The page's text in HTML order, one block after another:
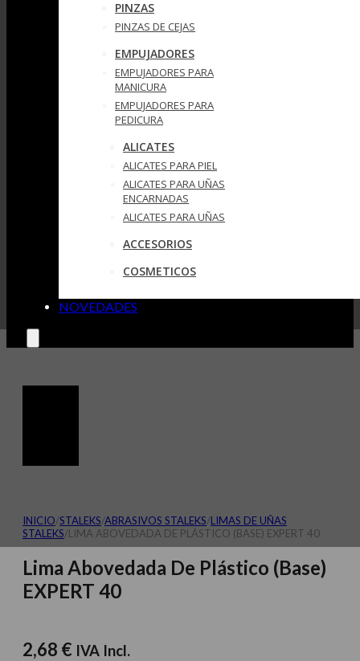
PINZAS
PINZAS DE CEJAS
EMPUJADORES
EMPUJADORES PARA
MANICURA
EMPUJADORES PARA
PEDICURA
ALICATES
ALICATES PARA PIEL
ALICATES PARA UÑAS
ENCARNADAS
ALICATES PARA UÑAS
ACCESORIOS
COSMETICOS
NOVEDADES
INICIO/STALEKS/ABRASIVOS STALEKS/LIMAS DE UÑAS
STALEKS/LIMA ABOVEDADA DE PLÁSTICO (BASE) EXPERT 40
Lima Abovedada De Plástico (Base)
EXPERT 40
2,68 € IVA Incl.